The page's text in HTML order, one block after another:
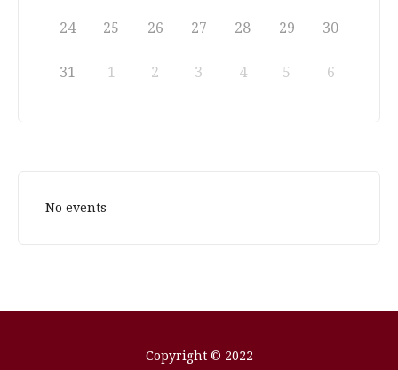
24 25 26 27 28 29 30
31 1 2 3 4 5 6
No events
Copyright © 2022